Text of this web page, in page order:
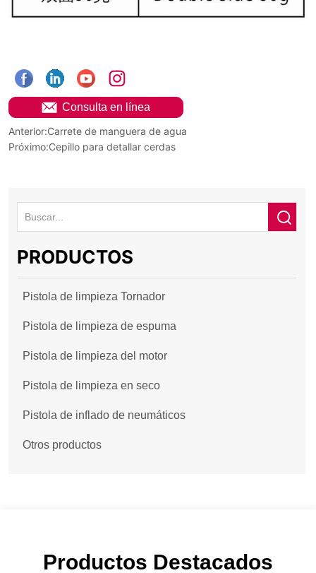
ㅤ Consulta en línea
Anterior:Carrete de manguera de agua
Próximo:Cepillo para detallar cerdas
PRODUCTOS
Pistola de limpieza Tornador
Pistola de limpieza de espuma
Pistola de limpieza del motor
Pistola de limpieza en seco
Pistola de inflado de neumáticos
Otros productos
Productos Destacados